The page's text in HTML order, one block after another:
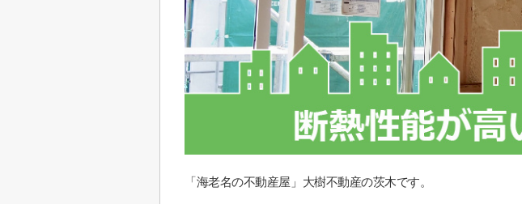
「海老名の不動産屋」大樹不動産の茨木です。